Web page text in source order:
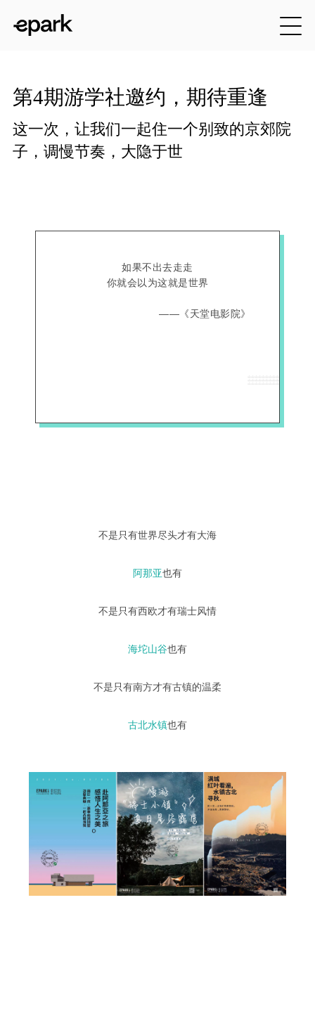
第4期游学社邀约，期待重逢
这一次，让我们一起住一个别致的京郊院
子，调慢节奏，大隐于世
如果不出去走走
你就会以为这就是世界
——《天堂电影院》
不是只有世界尽头才有大海
阿那亚也有
不是只有西欧才有瑞士风情
海坨山谷也有
不是只有南方才有古镇的温柔
古北水镇也有